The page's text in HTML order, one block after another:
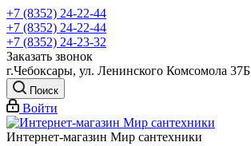
+7 (8352) 24-22-44
+7 (8352) 24-22-44
+7 (8352) 24-23-32
Заказать звонок
г.Чебоксары, ул. Ленинского Комсомола 37Б
Поиск
Войти
Интернет-магазин Мир сантехники